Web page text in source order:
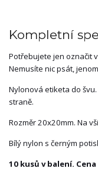
Kompletní
Potřebujete jen označit
Nemusíte nic psát,
Nylonová etiketa do
straně.
Rozměr 20x20mm. Na
Bílý nylon s černým
10 kusů v balení.